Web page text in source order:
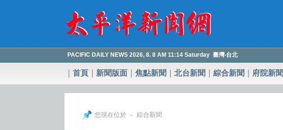
PACIFIC DAILY NEWS 2026, 8. 8 AM 11:14 Saturday 臺灣‧台北
首頁 新聞版面 焦點新聞 北台新聞 綜合新聞 府院新聞
您現在位於 － 綜合新聞